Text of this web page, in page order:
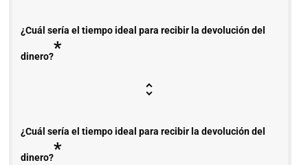
¿Cuál sería el tiempo ideal para recibir la devolución del
dinero?*
¿Cuál sería el tiempo ideal para recibir la devolución del
dinero?*